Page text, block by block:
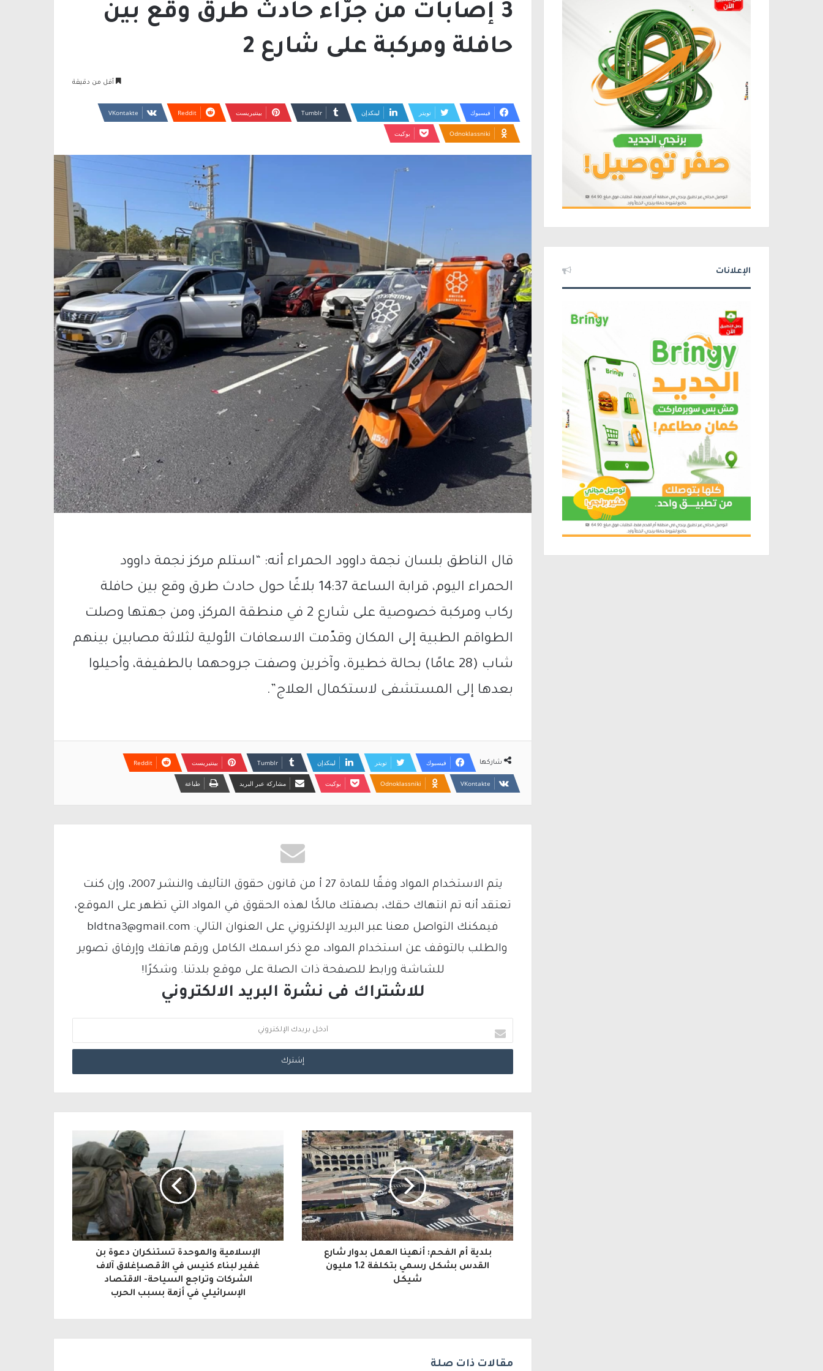
3 إصابات من جرّاء حادث طرق وقع بين
حافلة ومركبة على شارع 2
أقل من دقيقة
فيسبوك تويتر لينكدإن بينتيريست
Odnoklassniki بوكيت
قال الناطق بلسان نجمة داوود الحمراء أنه: “استلم مركز نجمة داوود
الحمراء اليوم، قرابة الساعة 14:37 بلاغًا حول حادث طرق وقع بين حافلة
ركاب ومركبة خصوصية على شارع 2 في منطقة المركز، ومن جهتها وصلت
الطواقم الطبية إلى المكان وقدّمت الاسعافات الأولية لثلاثة مصابين بينهم
شاب (28 عامًا) بحالة خطيرة، وآخرين وصفت جروحهما بالطفيفة، وأحيلوا
بعدها إلى المستشفى لاستكمال العلاج”.
شاركها فيسبوك تويتر لينكدإن بينتيريست
Odnoklassniki بوكيت مشاركة عبر البريد طباعة
يتم الاستخدام المواد وفقًا للمادة 27 أ من قانون حقوق التأليف والنشر 2007، وإن كنت
تعتقد أنه تم انتهاك حقك، بصفتك مالكًا لهذه الحقوق في المواد التي تظهر على الموقع،
فيمكنك التواصل معنا عبر البريد الإلكتروني على العنوان التالي: bldtna3@gmail.com
والطلب بالتوقف عن استخدام المواد، مع ذكر اسمك الكامل ورقم هاتفك وإرفاق تصوير
للشاشة ورابط للصفحة ذات الصلة على موقع بلدتنا. وشكرًا!
للاشتراك فى نشرة البريد الالكتروني
د
خ
ل
ب
ر
ي
د
ك
ا
ل
بلدية أم الفحم: أنهينا العمل بدوار شارع
القدس بشكل رسمي بتكلفة 1.2 مليون
شيكل
الإسلامية والموحدة تستنكران دعوة بن
غفير لبناء كنيس في الأقصىإغلاق آلاف
الشركات وتراجع السياحة- ​الاقتصاد
الإسرائيلي في أزمة بسبب الحرب
مقالات ذات صلة
الإعلانات